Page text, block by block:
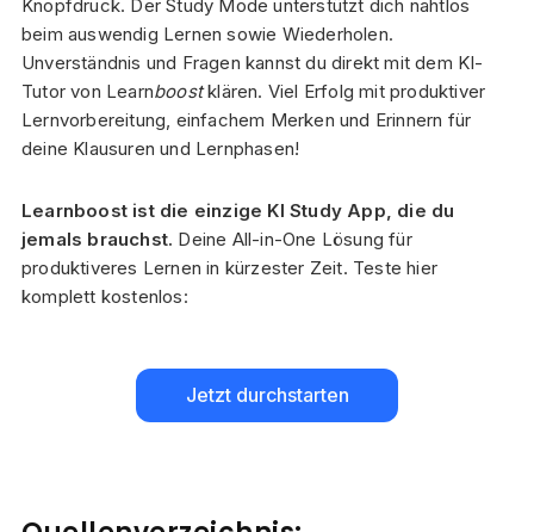
Knopfdruck. Der Study Mode unterstützt dich nahtlos
beim auswendig Lernen sowie Wiederholen.
Unverständnis und Fragen kannst du direkt mit dem KI-
Tutor von Learnboostklären. Viel Erfolg mit produktiver
Lernvorbereitung, einfachem Merken und Erinnern für
deine Klausuren und Lernphasen!
Learnboost ist die einzige KI Study App, die du
jemals brauchst. Deine All-in-One Lösung für
produktiveres Lernen in kürzester Zeit. Teste hier
komplett kostenlos:
Jetzt durchstarten